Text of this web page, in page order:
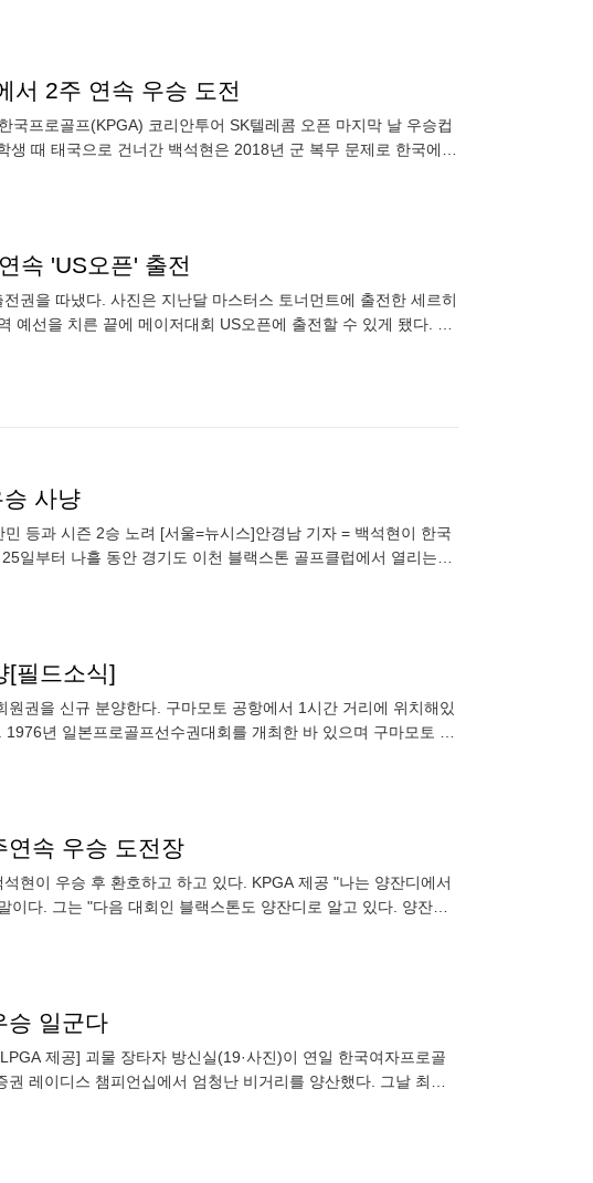
서 2주 연속 우승 도전
프로골프(KPGA) 코리안투어 SK텔레콤 오픈 마지막 날 우승컵
때 태국으로 건너간 백석현은 2018년 군 복무 문제로 한국에
속 'US오픈' 출전
권을 따냈다. 사진은 지난달 마스터스 토너먼트에 출전한 세르히
선을 치른 끝에 메이저대회 US오픈에 출전할 수 있게 됐다. 가
사냥
등과 시즌 2승 노려 [서울=뉴시스]안경남 기자 = 백석현이 한국
일부터 나흘 동안 경기도 이천 블랙스톤 골프클럽에서 열리는
[필드소식]
권을 신규 분양한다. 구마모토 공항에서 1시간 거리에 위치해있
년 일본프로골프선수권대회를 개최한 바 있으며 구마모토 톱
연속 우승 도전장
후 환호하고 하고 있다. KPGA 제공 "나는 양잔디에서
다. 그는 "다음 대회인 블랙스톤도 양잔디로 알고 있다. 양잔디
승 일군다
한국여자프로골
레이디스 챔피언십에서 엄청난 비거리를 양산했다. 그날 최고